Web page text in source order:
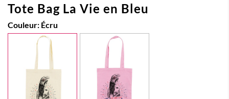
Tote Bag La Vie en Bleu
Couleur: Écru